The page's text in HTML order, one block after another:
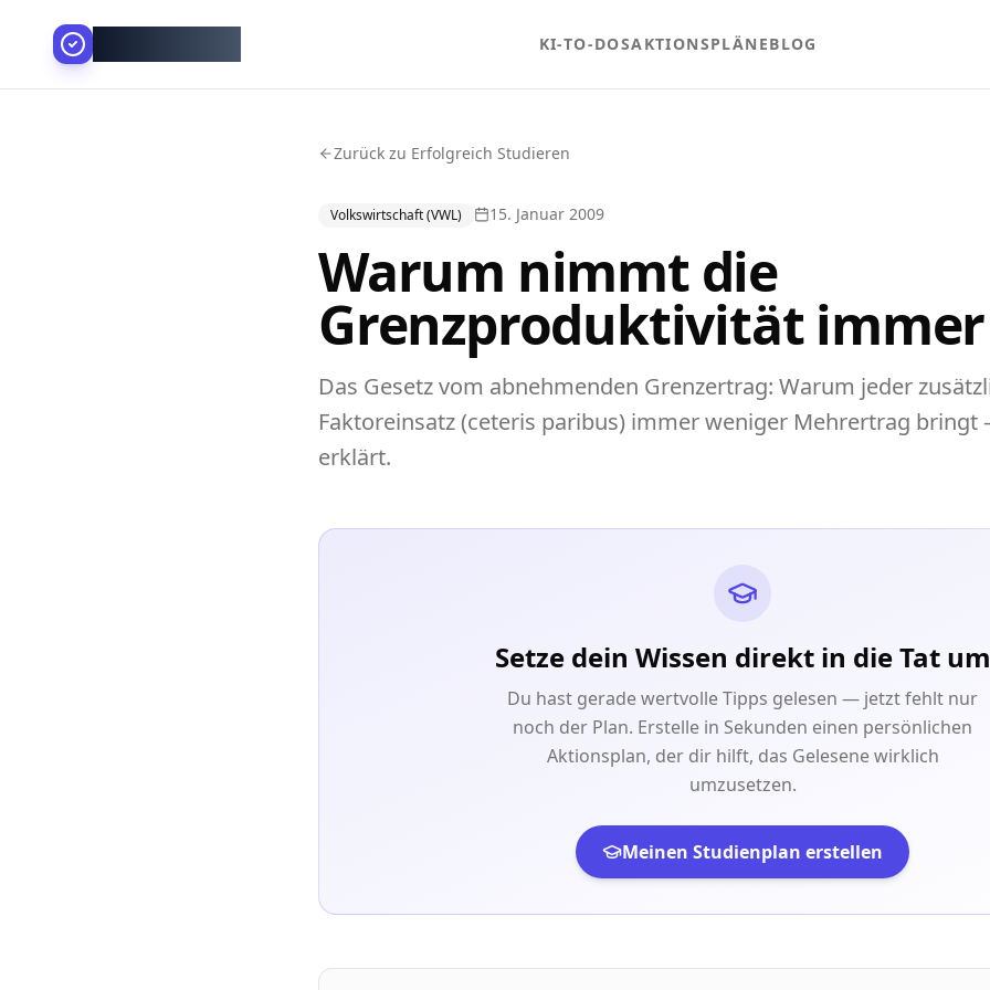
KI-TO-DOSAKTIONSPLÄNEBLOG
Zurück zu Erfolgreich Studieren
Volkswirtschaft (VWL) 15. Januar 2009
Warum nimmt die
Grenzproduktivität immer
Das Gesetz vom abnehmenden Grenzertrag: Warum jeder
Faktoreinsatz (ceteris paribus) immer weniger Mehrertrag bringt
erklärt.
Setze dein Wissen direkt in die Tat um
Du hast gerade wertvolle Tipps gelesen — jetzt fehlt nur
noch der Plan. Erstelle in Sekunden einen persönlichen
Aktionsplan, der dir hilft, das Gelesene wirklich
umzusetzen.
Meinen Studienplan erstellen